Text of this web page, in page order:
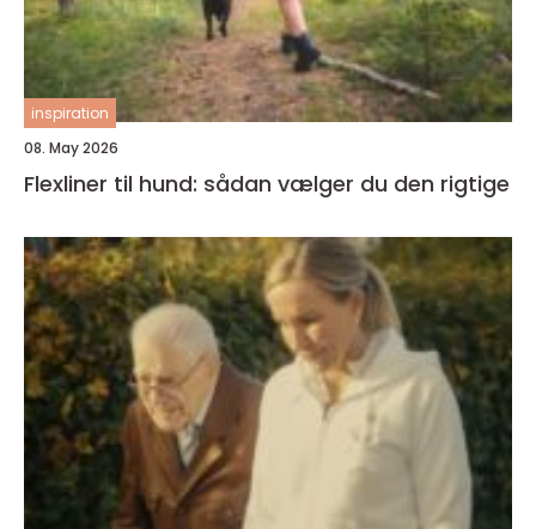
inspiration
08. May 2026
Flexliner til hund: sådan vælger du den rigtige